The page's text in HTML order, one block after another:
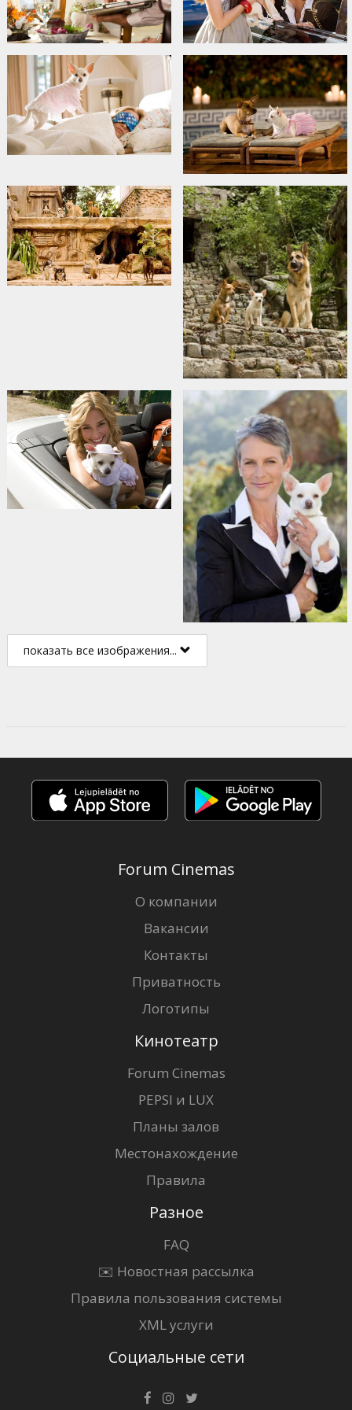
показать все изображения...
Forum Cinemas
О компании
Вакансии
Контакты
Приватность
Логотипы
Кинотеатр
Forum Cinemas
PEPSI и LUX
Планы залов
Местонахождение
Правила
Разное
FAQ
✉️ Новостная рассылка
Правила пользования системы
XML услуги
Социальные сети